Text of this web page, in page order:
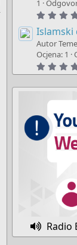
1
Islamski
Autor
Ocjena: 1
Radio